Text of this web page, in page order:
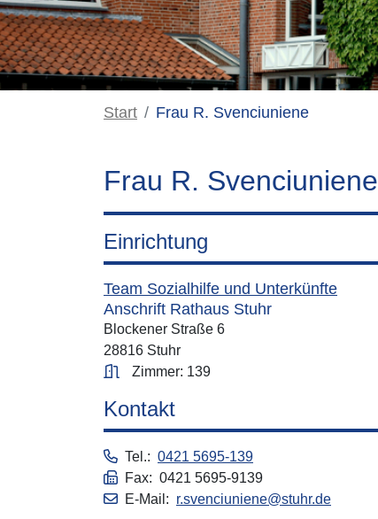
Start Frau R. Svenciuniene
Frau R. Svenciuniene
Einrichtung
Team Sozialhilfe und Unterkünfte
Anschrift Rathaus Stuhr
Blockener Straße 6
28816 Stuhr
Zimmer: 139
Kontakt
Tel.: 0421 5695-139
Fax: 0421 5695-9139
E-Mail: r.svenciuniene@stuhr.de